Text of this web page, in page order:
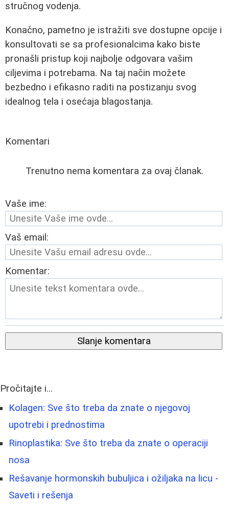
stručnog vodenja.
Konačno, pametno je istražiti sve dostupne opcije i
konsultovati se sa profesionalcima kako biste
pronašli pristup koji najbolje odgovara vašim
ciljevima i potrebama. Na taj način možete
bezbedno i efikasno raditi na postizanju svog
idealnog tela i osećaja blagostanja.
Komentari
Trenutno nema komentara za ovaj članak.
Vaše ime:
Vaš email:
Komentar:
Slanje komentara
Pročitajte i...
Kolagen: Sve što treba da znate o njegovoj
upotrebi i prednostima
Rinoplastika: Sve što treba da znate o operaciji
nosa
Rešavanje hormonskih bubuljica i ožiljaka na licu -
Saveti i rešenja